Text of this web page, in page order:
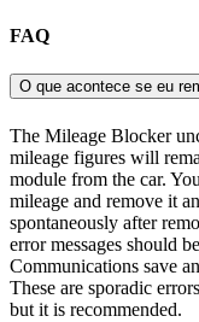
FAQ
O que acontece se eu
The Mileage Blocker
mileage figures will
module from the car.
mileage and remove it
spontaneously after
error messages should
Communications save
These are sporadic
but it is recommended.